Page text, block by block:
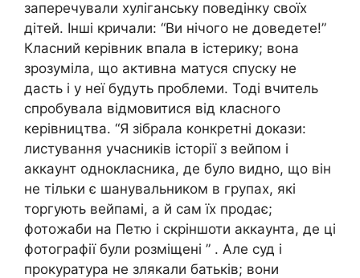
заперечували хуліганську поведінку своїх
дітей. Інші кричали: “Ви нічого не доведете!”
Класний керівник впала в істерику; вона
зрозуміла, що активна матуся спуску не
дасть і у неї будуть проблеми. Тоді вчитель
спробувала відмовитися від класного
керівництва. “Я зібрала конкретні докази:
листування учасників історії з вейпом і
аккаунт однокласника, де було видно, що він
не тільки є шанувальником в групах, які
торгують вейпамі, а й сам їх продає;
фотожаби на Петю і скріншоти аккаунта, де ці
фотографії були розміщені ” . Але суд і
прокуратура не злякали батьків; вони